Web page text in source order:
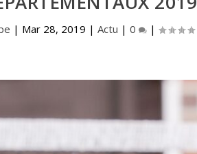
| Mar 28, 2019 | Actu | 0 |